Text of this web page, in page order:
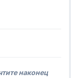
наконец